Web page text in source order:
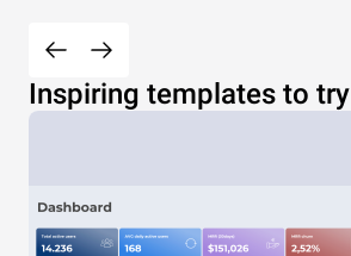
Inspiring templates to try